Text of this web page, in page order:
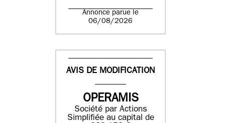
Annonce parue le
06/08/2026
AVIS DE MODIFICATION
OPERAMIS
Société par Actions
Simplifiée au capital de